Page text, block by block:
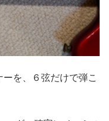
を、６弦だけで弾こ